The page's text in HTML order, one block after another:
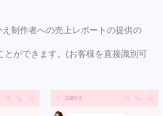
制作者への売上レポートの提供の
とができます。(お客様を直接識別可